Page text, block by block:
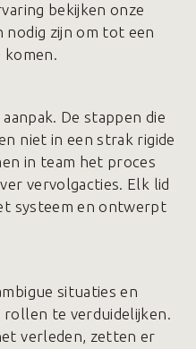
bekijken onze
nodig zijn om tot een
De stappen die
niet in een strak rigide
in team het proces
vervolgacties. Elk lid
systeem en ontwerpt
situaties en
rollen te verduidelijken.
verleden, zetten er